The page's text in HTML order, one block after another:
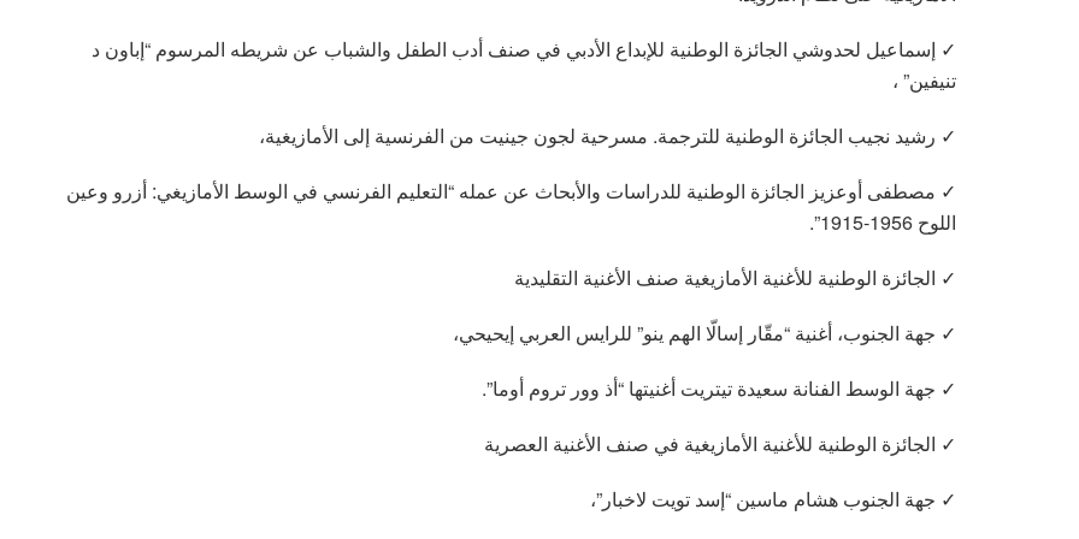
✓ إسماعيل لحدوشي الجائزة الوطنية للإبداع الأدبي في صنف أدب الطفل والشباب عن شريطه المرسوم “إباون د
تنيفين” ،
✓ رشيد نجيب الجائزة الوطنية للترجمة. مسرحية لجون جينيت من الفرنسية إلى الأمازيغية،
✓ مصطفى أوعزيز الجائزة الوطنية للدراسات والأبحاث عن عمله “التعليم الفرنسي في الوسط الأمازيغي: أزرو وعين
اللوح 1956-1915”.
✓ الجائزة الوطنية للأغنية الأمازيغية صنف الأغنية التقليدية
✓ جهة الجنوب، أغنية “مقّار إسالّا الهم ينو” للرايس العربي إيحيحي،
✓ جهة الوسط الفنانة سعيدة تيتريت أغنيتها “أذ وور تروم أوما”.
✓ الجائزة الوطنية للأغنية الأمازيغية في صنف الأغنية العصرية
✓ جهة الجنوب هشام ماسين “إسد تويت لاخبار”،